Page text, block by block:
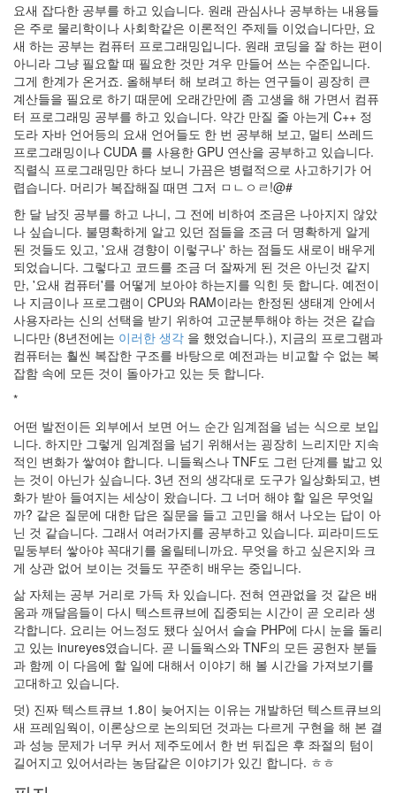
요새 잡다한 공부를 하고 있습니다. 원래 관심사나 공부하는 내용들
은 주로 물리학이나 사회학같은 이론적인 주제들 이었습니다만, 요
새 하는 공부는 컴퓨터 프로그래밍입니다. 원래 코딩을 잘 하는 편이
아니라 그냥 필요할 때 필요한 것만 겨우 만들어 쓰는 수준입니다.
그게 한계가 온거죠. 올해부터 해 보려고 하는 연구들이 굉장히 큰
계산들을 필요로 하기 때문에 오래간만에 좀 고생을 해 가면서 컴퓨
터 프로그래밍 공부를 하고 있습니다. 약간 만질 줄 아는게 C++ 정
도라 자바 언어등의 요새 언어들도 한 번 공부해 보고, 멀티 쓰레드
프로그래밍이나 CUDA 를 사용한 GPU 연산을 공부하고 있습니다.
직렬식 프로그래밍만 하다 보니 가끔은 병렬적으로 사고하기가 어
렵습니다. 머리가 복잡해질 때면 그저 ㅁㄴㅇㄹ!@#
한 달 남짓 공부를 하고 나니, 그 전에 비하여 조금은 나아지지 않았
나 싶습니다. 불명확하게 알고 있던 점들을 조금 더 명확하게 알게
된 것들도 있고, '요새 경향이 이렇구나' 하는 점들도 새로이 배우게
되었습니다. 그렇다고 코드를 조금 더 잘짜게 된 것은 아닌것 같지
만, '요새 컴퓨터'를 어떻게 보아야 하는지를 익힌 듯 합니다. 예전이
나 지금이나 프로그램이 CPU와 RAM이라는 한정된 생태계 안에서
사용자라는 신의 선택을 받기 위하여 고군분투해야 하는 것은 같습
니다만 (8년전에는 이러한 생각 을 했었습니다.), 지금의 프로그램과
컴퓨터는 훨씬 복잡한 구조를 바탕으로 예전과는 비교할 수 없는 복
잡함 속에 모든 것이 돌아가고 있는 듯 합니다.
*
어떤 발전이든 외부에서 보면 어느 순간 임계점을 넘는 식으로 보입
니다. 하지만 그렇게 임계점을 넘기 위해서는 굉장히 느리지만 지속
적인 변화가 쌓여야 합니다. 니들웍스나 TNF도 그런 단계를 밟고 있
는 것이 아닌가 싶습니다. 3년 전의 생각대로 도구가 일상화되고, 변
화가 받아 들여지는 세상이 왔습니다. 그 너머 해야 할 일은 무엇일
까? 같은 질문에 대한 답은 질문을 들고 고민을 해서 나오는 답이 아
닌 것 같습니다. 그래서 여러가지를 공부하고 있습니다. 피라미드도
밑둥부터 쌓아야 꼭대기를 올릴테니까요. 무엇을 하고 싶은지와 크
게 상관 없어 보이는 것들도 꾸준히 배우는 중입니다.
삶 자체는 공부 거리로 가득 차 있습니다. 전혀 연관없을 것 같은 배
움과 깨달음들이 다시 텍스트큐브에 집중되는 시간이 곧 오리라 생
각합니다. 요리는 어느정도 됐다 싶어서 슬슬 PHP에 다시 눈을 돌리
고 있는 inureyes였습니다. 곧 니들웍스와 TNF의 모든 공헌자 분들
과 함께 이 다음에 할 일에 대해서 이야기 해 볼 시간을 가져보기를
고대하고 있습니다.
덧) 진짜 텍스트큐브 1.8이 늦어지는 이유는 개발하던 텍스트큐브의
새 프레임웍이, 이론상으로 논의되던 것과는 다르게 구현을 해 본 결
과 성능 문제가 너무 커서 제주도에서 한 번 뒤집은 후 좌절의 텀이
길어지고 있어서라는 농담같은 이야기가 있긴 합니다. ㅎㅎ
Notices
Find!
Categories
전
체
130
따
뜻
한
이
야
기
33
차
가
운
이
야
기
즐
거
운
이
야
기
44
머
리
아
픈
이
야
기
35
Recent
Posts
텍